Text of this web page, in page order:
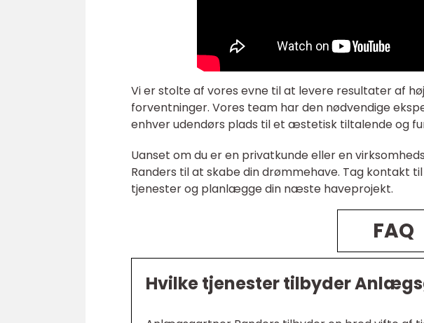
Vi er stolte af vores evne til at levere resultater af
forventninger. Vores team har den nødvendige
enhver udendørs plads til et æstetisk tiltalende og
Uanset om du er en privatkunde eller en
Randers til at skabe din drømmehave. Tag kontakt
tjenester og planlægge din næste haveprojekt.
FAQ
Hvilke tjenester tilbyder